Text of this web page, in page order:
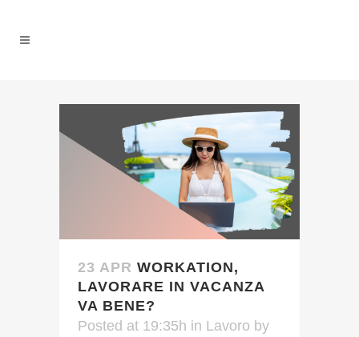
23 APR WORKATION,
LAVORARE IN VACANZA
VA BENE?
Posted at 19:35h in Lavoro by